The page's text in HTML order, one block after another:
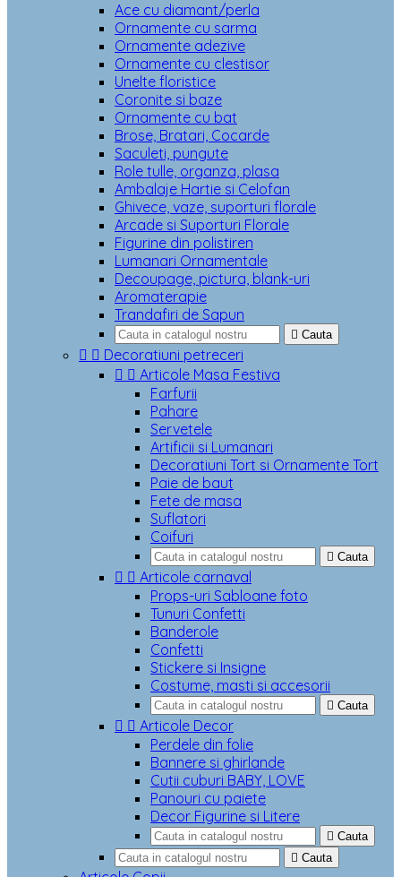
Ace cu diamant/perla
Ornamente cu sarma
Ornamente adezive
Ornamente cu clestisor
Unelte floristice
Coronite si baze
Ornamente cu bat
Brose, Bratari, Cocarde
Saculeti, pungute
Role tulle, organza, plasa
Ambalaje Hartie si Celofan
Ghivece, vaze, suporturi florale
Arcade si Suporturi Florale
Figurine din polistiren
Lumanari Ornamentale
Decoupage, pictura, blank-uri
Aromaterapie
Trandafiri de Sapun
 Cauta
  Decoratiuni petreceri
  Articole Masa Festiva
Farfurii
Pahare
Servetele
Artificii si Lumanari
Decoratiuni Tort si Ornamente Tort
Paie de baut
Fete de masa
Suflatori
Coifuri
 Cauta
  Articole carnaval
Props-uri Sabloane foto
Tunuri Confetti
Banderole
Confetti
Stickere si Insigne
Costume, masti si accesorii
 Cauta
  Articole Decor
Perdele din folie
Bannere si ghirlande
Cutii cuburi BABY, LOVE
Panouri cu paiete
Decor Figurine si Litere
 Cauta
 Cauta